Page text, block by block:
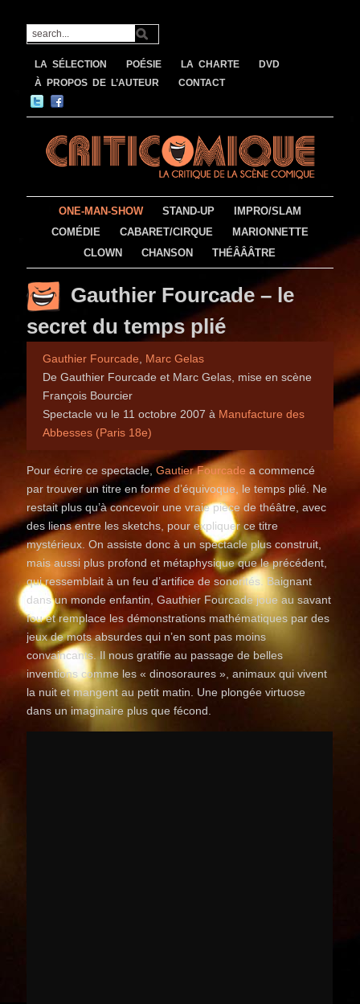
LA SÉLECTION POÉSIE LA CHARTE
DVD
À PROPOS DE L’AUTEUR
CONTACT
ONE-MAN-SHOW STAND-UP
IMPRO/SLAM
COMÉDIE
CABARET/CIRQUE
MARIONNETTE
CLOWN
CHANSON THÉÂÂÂTRE
Gauthier Fourcade – le
secret du temps plié
Gauthier Fourcade
Marc Gelas
De Gauthier Fourcade et Marc Gelas, mise en scène
François Bourcier
Spectacle vu le 11 octobre 2007 à Manufacture des
Abbesses (Paris 18e)
Pour écrire ce spectacle,Gautier Fourcade a commencé
par trouver un titre en forme d’équivoque, le temps plié. Ne
restait plus qu’à concevoir une vraie pièce de théâtre, avec
des liens entre les sketchs, pour expliquer ce titre
mystérieux. On assiste donc à un spectacle plus construit,
mais aussi plus profond et métaphysique que le précédent,
qui ressemblait à un feu d’artifice de sonorités. Baignant
dans un monde enfantin, Gauthier Fourcade joue au savant
fou et remplace les démonstrations mathématiques par des
jeux de mots absurdes qui n’en sont pas moins
convaincants. Il nous gratifie au passage de belles
inventions comme les « dinosoraures », animaux qui vivent
la nuit et mangent au petit matin. Une plongée virtuose
dans un imaginaire plus que fécond.